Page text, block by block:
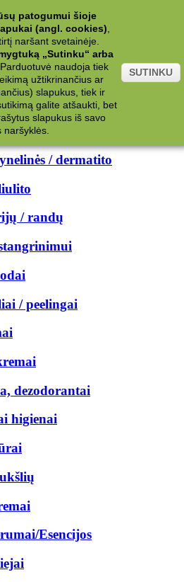
/ dermatito
/ randų
/ peelingai
dezodorantai
higienai
Esencijos
patogumui šioje
(angl. cookies)
naršant svetainėje.
„Sutinku“ arba
Parduotuvė naudoja tiek
užtikrinančius ar
slapukus, tiek ir
galite atšaukti, bet
slapukus iš savo
naršyklės.
SUTINKU